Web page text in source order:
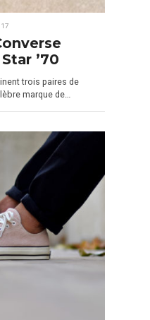
’70
trois paires de
marque de…